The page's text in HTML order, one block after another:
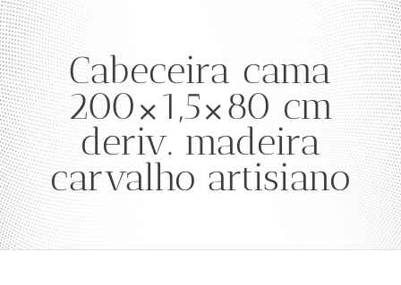
Cabeceira cama
200×1,5×80 cm
deriv. madeira
carvalho artisiano